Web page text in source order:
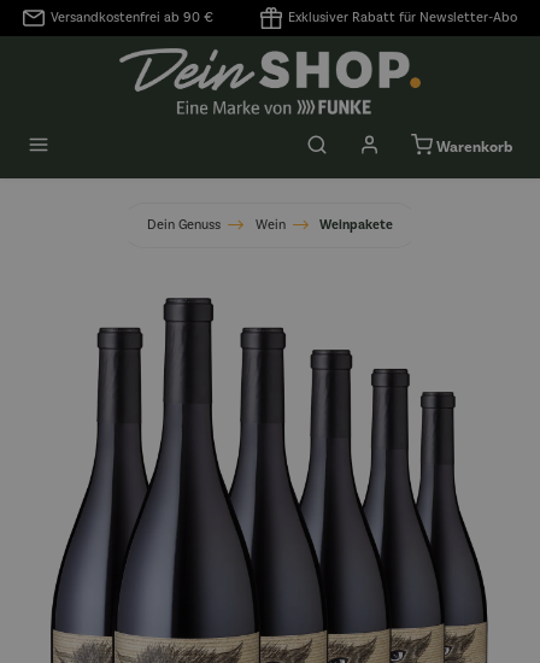
springen
Versandkostenfrei ab 90 € Exklusiver Rabatt für Newsletter-Abo
Warenkorb
Dein Genuss Wein Weinpakete
Bildergalerie überspringen